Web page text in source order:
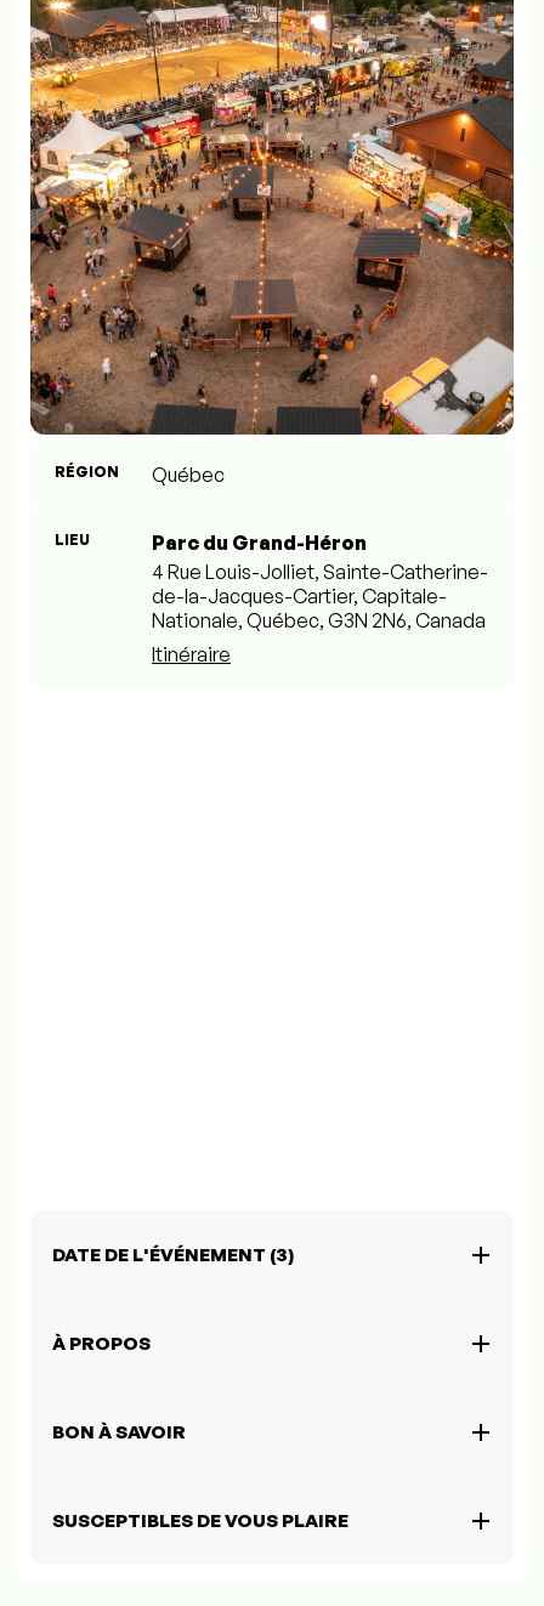
RÉGION Québec
LIEU
Parc du Grand-Héron
4 Rue Louis-Jolliet, Sainte-Catherine-
de-la-Jacques-Cartier, Capitale-
Nationale, Québec, G3N 2N6, Canada
Itinéraire
DATE DE L'ÉVÉNEMENT (3)
À PROPOS
BON À SAVOIR
SUSCEPTIBLES DE VOUS PLAIRE